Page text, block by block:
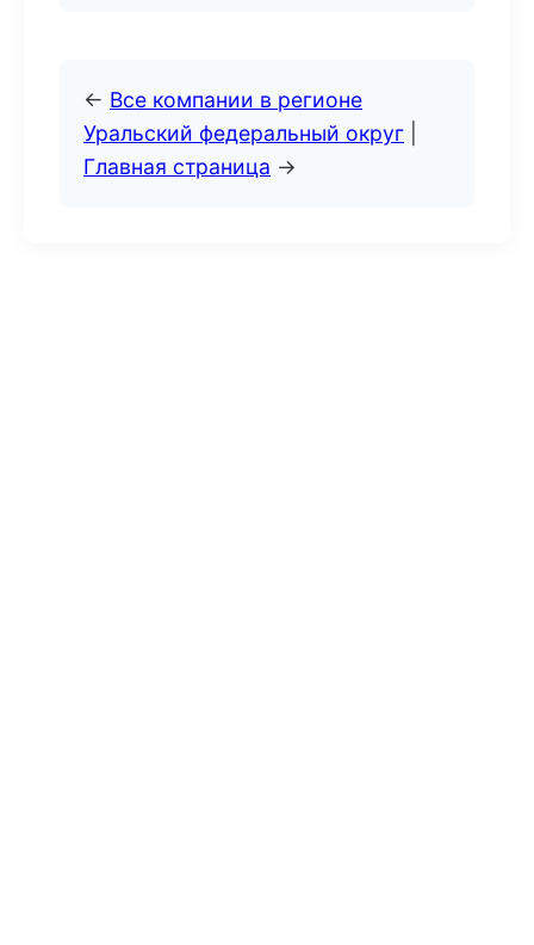
← Все компании в регионе
Уральский федеральный округ
Главная страница →